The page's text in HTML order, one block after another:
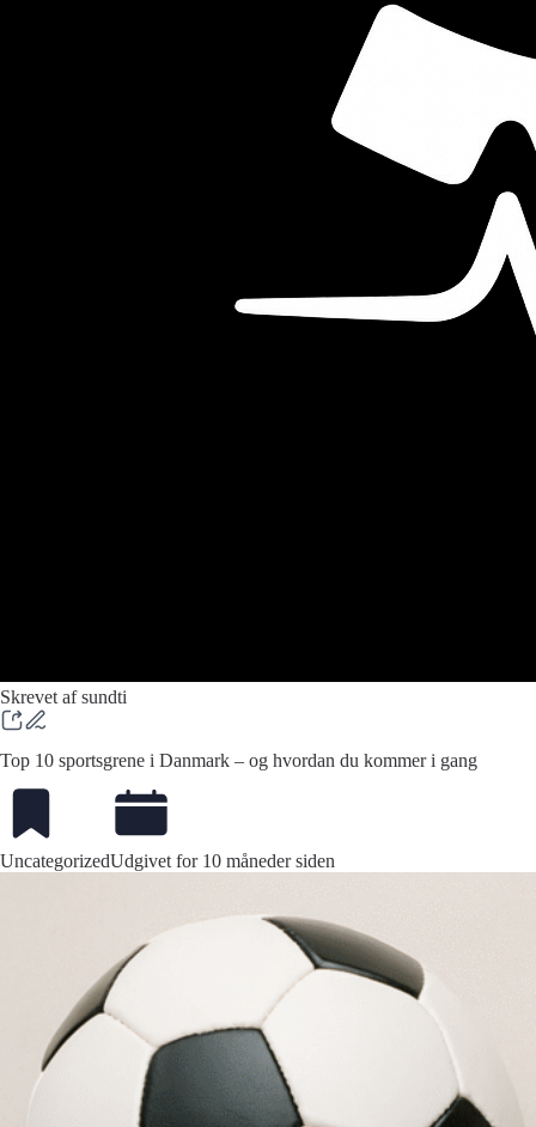
Skrevet af sundti
Top 10 sportsgrene i Danmark – og hvordan du kommer i gang
UncategorizedUdgivet for 10 måneder siden